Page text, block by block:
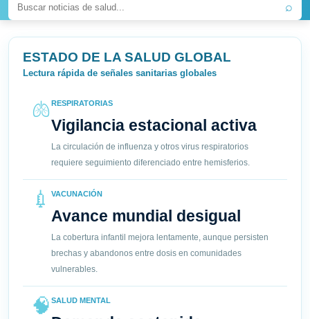
⌕
ESTADO DE LA SALUD GLOBAL
Lectura rápida de señales sanitarias globales
🫁 RESPIRATORIAS
Vigilancia estacional activa
La circulación de influenza y otros virus respiratorios
requiere seguimiento diferenciado entre hemisferios.
💉 VACUNACIÓN
Avance mundial desigual
La cobertura infantil mejora lentamente, aunque persisten
brechas y abandonos entre dosis en comunidades
vulnerables.
🧠 SALUD MENTAL